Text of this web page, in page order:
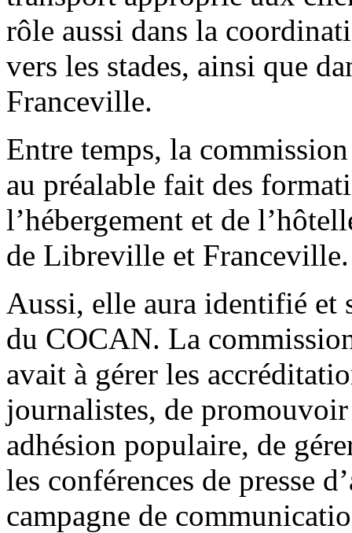
rôle aussi dans la
vers les stades, ainsi que
Franceville.
Entre temps, la
au préalable fait des
l’hébergement et de
de Libreville et Franceville.
Aussi, elle aura identifié et
du COCAN. La
avait à gérer les
journalistes, de
adhésion populaire, de
les conférences de presse
campagne de